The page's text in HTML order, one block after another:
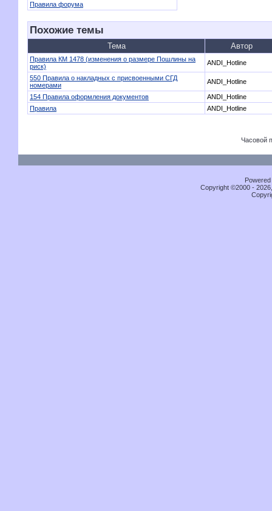
Правила форума
Похожие темы
Тема Автор
Правила КМ 1478 (изменения о размере Пошлины на
риск)
ANDI_Hotline
550 Правила о накладных с присвоенными СГД
номерами
ANDI_Hotline
154 Правила оформления документов
ANDI_Hotline
Правила
ANDI_Hotline
Часовой
Copyright ©2000 -